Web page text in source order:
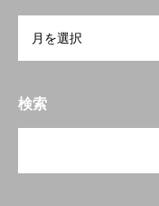
検索